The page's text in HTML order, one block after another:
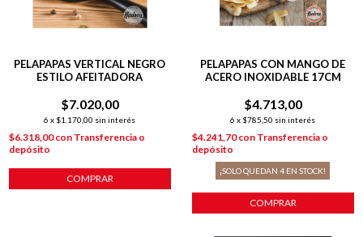
PELAPAPAS VERTICAL NEGRO
ESTILO AFEITADORA
$7.020,00
6 x $1.170,00 sin interés
$6.318,00con Transferencia o
depósito
COMPRAR
PELAPAPAS CON MANGO DE
ACERO INOXIDABLE 17CM
$4.713,00
6 x $785,50 sin interés
$4.241,70con Transferencia o
depósito
¡SOLO QUEDAN4 EN STOCK!
COMPRAR